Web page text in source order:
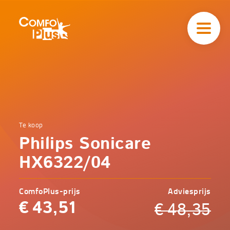
Home
Zorg
Philips
Sonicare
Comfoplus
-
Te koop
Philips Sonicare
HX6322/04
ComfoPlus-prijs
€ 43,51
Adviesprijs
€48,35
navigatieComfoPlus